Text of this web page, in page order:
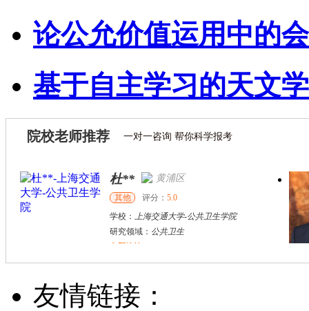
论公允价值运用中的
基于自主学习的天文
院校老师推荐 一对一咨询 帮你科学报考
杜** 黄浦区
其他 评分： 5.0
学校： 上海交通大学-公共卫生学院
研究领域： 公共卫生
立即咨询
万志宏 天津市
硕导
学校：南开大学
友情链接：